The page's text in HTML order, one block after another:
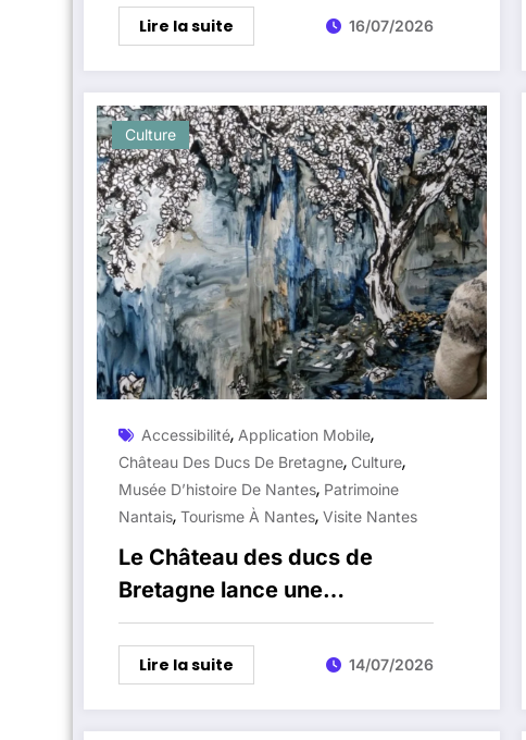
des ducs
Lire la suite 16/07/2026
Culture
Accessibilité, Application Mobile,
Château Des Ducs De Bretagne, Culture,
Musée D’histoire De Nantes, Patrimoine
Nantais, Tourisme À Nantes, Visite Nantes
Le Château des ducs de
Bretagne lance une
application gratuite pour
accompagner les visiteurs
Lire la suite 14/07/2026